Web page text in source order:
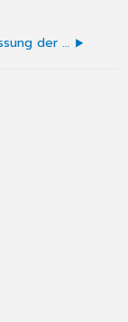
CSD - Erfassung der Biometriedaten (BMI und RR)